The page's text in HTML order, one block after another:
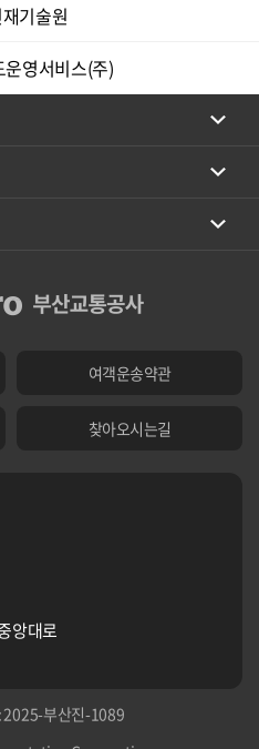
기술원
영서비스(주)
여객운송약관
찾아오시는길
앙대로
2025-부산진-1089